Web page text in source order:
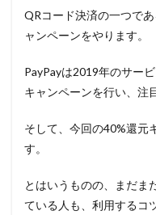
QRコード決済の一つで
ャンペーンをやります。
PayPayは2019年のサー
キャンペーンを行い、注
そして、今回の40%還元
す。
とはいうものの、まだま
ている人も、利用するコ